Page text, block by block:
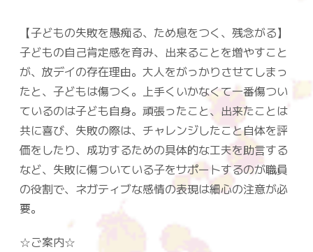
【子どもの失敗を愚痴る、ため息をつく、残念がる】
子どもの自己肯定感を育み、出来ることを増やすこと
が、放デイの存在理由。大人をがっかりさせてしまっ
たと、子どもは傷つく。上手くいかなくて一番傷つい
ているのは子ども自身。頑張ったこと、出来たことは
共に喜び、失敗の際は、チャレンジしたこと自体を評
価をしたり、成功するための具体的な工夫を助言する
など、失敗に傷ついている子をサポートするのが職員
の役割で、ネガティブな感情の表現は細心の注意が必
要。
☆ご案内☆